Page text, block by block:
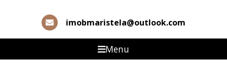
imobmaristela@outlook.com
Menu